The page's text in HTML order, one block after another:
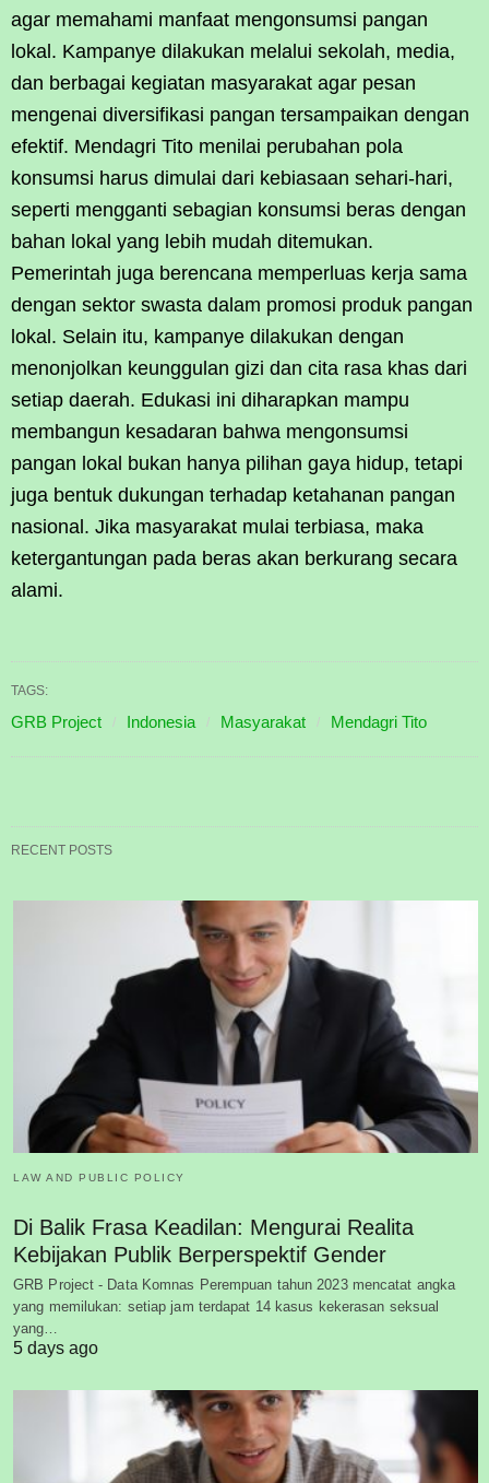
agar memahami manfaat mengonsumsi pangan
lokal. Kampanye dilakukan melalui sekolah, media,
dan berbagai kegiatan masyarakat agar pesan
mengenai diversifikasi pangan tersampaikan dengan
efektif. Mendagri Tito menilai perubahan pola
konsumsi harus dimulai dari kebiasaan sehari-hari,
seperti mengganti sebagian konsumsi beras dengan
bahan lokal yang lebih mudah ditemukan.
Pemerintah juga berencana memperluas kerja sama
dengan sektor swasta dalam promosi produk pangan
lokal. Selain itu, kampanye dilakukan dengan
menonjolkan keunggulan gizi dan cita rasa khas dari
setiap daerah. Edukasi ini diharapkan mampu
membangun kesadaran bahwa mengonsumsi
pangan lokal bukan hanya pilihan gaya hidup, tetapi
juga bentuk dukungan terhadap ketahanan pangan
nasional. Jika masyarakat mulai terbiasa, maka
ketergantungan pada beras akan berkurang secara
alami.
TAGS:
GRB Project Indonesia Masyarakat Mendagri Tito
RECENT POSTS
LAW AND PUBLIC POLICY
Di Balik Frasa Keadilan: Mengurai Realita
Kebijakan Publik Berperspektif Gender
GRB Project - Data Komnas Perempuan tahun 2023 mencatat angka
yang memilukan: setiap jam terdapat 14 kasus kekerasan seksual
yang…
5 days ago